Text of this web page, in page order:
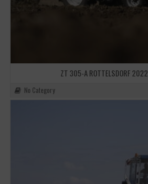
ZT 305-A ROTTELSDORF 2022
No Category